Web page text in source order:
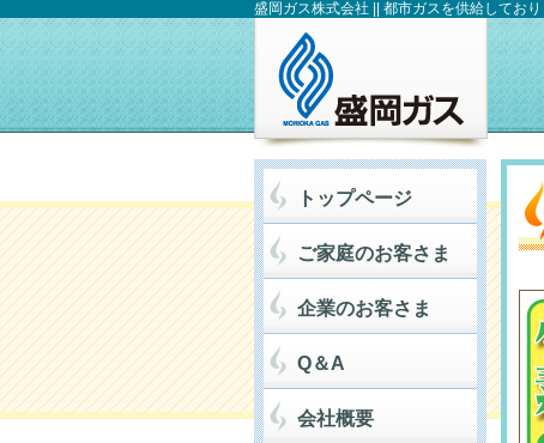
盛岡ガス株式会社 || 都市ガスを供給してお
トップページ
ご家庭のお客さま
企業のお客さま
Q＆A
会社概要